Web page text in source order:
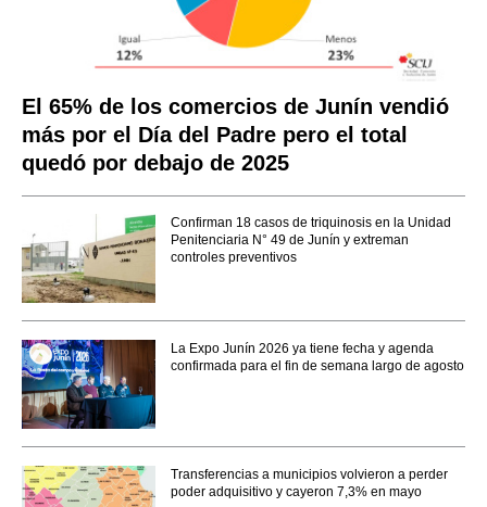
El 65% de los comercios de Junín vendió
más por el Día del Padre pero el total
quedó por debajo de 2025
Confirman 18 casos de triquinosis en la Unidad
Penitenciaria N° 49 de Junín y extreman
controles preventivos
La Expo Junín 2026 ya tiene fecha y agenda
confirmada para el fin de semana largo de agosto
Transferencias a municipios volvieron a perder
poder adquisitivo y cayeron 7,3% en mayo